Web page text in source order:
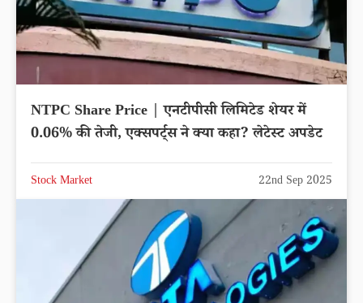
NTPC Share Price | एनटीपीसी लिमिटेड शेयर में
0.06% की तेजी, एक्सपर्ट्स ने क्या कहा? लेटेस्ट अपडेट
Stock Market 22nd Sep 2025